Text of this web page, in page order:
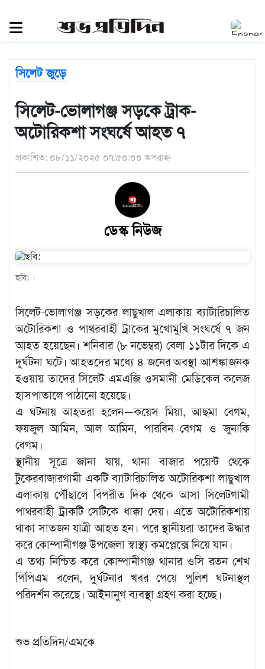
সিলেট
মৌলভীবাজার
হবিগঞ্জ
জাতীয়
রাজনীতি
গণমাধ্যম
খেলাধুলা
বিনোদন
এক্সক্লুসিভ
শিক্ষাঙ্গন
অর্থনীতি
মতামত
অন্যান্য
লাইফস্টাইল
সিলেট জুড়ে
সিলেট-ভোলাগঞ্জ সড়কে ট্রাক-
অটোরিকশা সংঘর্ষে আহত ৭
প্রকাশিত: ০৮/১১/২০২৫ ০৭:৫০:০০ অপরাহ্ন
ডেস্ক নিউজ
ছবি: ।
সিলেট-ভোলাগঞ্জ সড়কের লাছুখাল এলাকায় ব্যাটারিচালিত
অটোরিকশা ও পাথরবাহী ট্রাকের মুখোমুখি সংঘর্ষে ৭ জন
আহত হয়েছেন। শনিবার (৮ নভেম্বর) বেলা ১১টার দিকে এ
দুর্ঘটনা ঘটে। আহতদের মধ্যে ৪ জনের অবস্থা আশঙ্কাজনক
হওয়ায় তাদের সিলেট এমএজি ওসমানী মেডিকেল কলেজ
হাসপাতালে পাঠানো হয়েছে।
এ ঘটনায় আহতরা হলেন—কয়েস মিয়া, আছমা বেগম,
ফয়জুল আমিন, আল আমিন, পারবিন বেগম ও জুনাকি
বেগম।
স্থানীয় সূত্রে জানা যায়, থানা বাজার পয়েন্ট থেকে
টুকেরবাজারগামী একটি ব্যাটারিচালিত অটোরিকশা লাছুখাল
এলাকায় পৌঁছালে বিপরীত দিক থেকে আসা সিলেটগামী
পাথরবাহী ট্রাকটি সেটিকে ধাক্কা দেয়। এতে অটোরিকশায়
থাকা সাতজন যাত্রী আহত হন। পরে স্থানীয়রা তাদের উদ্ধার
করে কোম্পানীগঞ্জ উপজেলা স্বাস্থ্য কমপ্লেক্সে নিয়ে যান।
এ তথ্য নিশ্চিত করে কোম্পানীগঞ্জ থানার ওসি রতন শেখ
পিপিএম বলেন, দুর্ঘটনার খবর পেয়ে পুলিশ ঘটনাস্থল
পরিদর্শন করেছে। আইনানুগ ব্যবস্থা গ্রহণ করা হচ্ছে।
শুভ প্রতিদিন/এমকে